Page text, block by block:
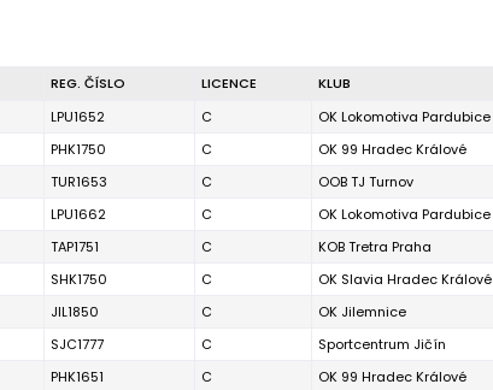
REG. ČÍSLO LICENCE KLUB
LPU1652 C OK Lokomotiva Pardubice
PHK1750 C OK 99 Hradec Králové
TUR1653 C OOB TJ Turnov
LPU1662 C OK Lokomotiva Pardubice
TAP1751 C KOB Tretra Praha
SHK1750 C OK Slavia Hradec Králové
JIL1850 C OK Jilemnice
SJC1777 C Sportcentrum Jičín
PHK1651 C OK 99 Hradec Králové